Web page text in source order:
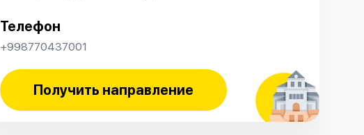
Телефон
+998770437001
Получить направление